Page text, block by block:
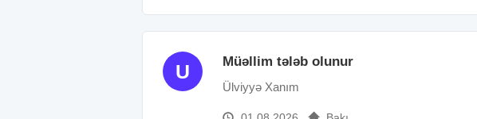
U Müəllim tələb olunur
Ülviyyə Xanım